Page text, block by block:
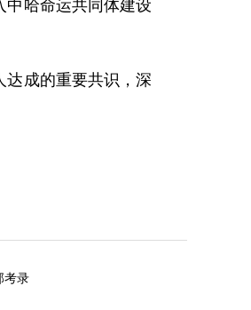
中哈命运共同体建设
达成的重要共识，深
考录